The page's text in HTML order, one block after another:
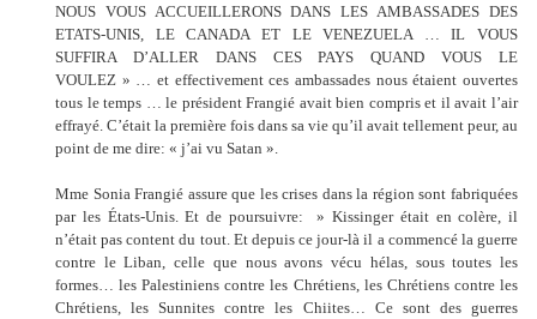
NOUS VOUS ACCUEILLERONS DANS LES AMBASSADES DES
ETATS-UNIS, LE CANADA ET LE VENEZUELA … IL VOUS
SUFFIRA D’ALLER DANS CES PAYS QUAND VOUS LE
VOULEZ » … et effectivement ces ambassades nous étaient ouvertes
tous le temps … le président Frangié avait bien compris et il avait l’air
effrayé. C’était la première fois dans sa vie qu’il avait tellement peur, au
point de me dire: « j’ai vu Satan ».
Mme Sonia Frangié assure que les crises dans la région sont fabriquées
par les États-Unis. Et de poursuivre: » Kissinger était en colère, il
n’était pas content du tout. Et depuis ce jour-là il a commencé la guerre
contre le Liban, celle que nous avons vécu hélas, sous toutes les
formes… les Palestiniens contre les Chrétiens, les Chrétiens contre les
Chrétiens, les Sunnites contre les Chiites… Ce sont des guerres